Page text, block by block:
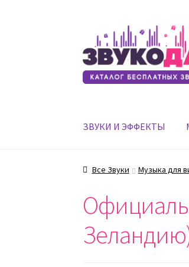
Перейти
к
навигации
Перейти
к
содержимому
ЗВУКИ И ЭФФЕКТЫ
Все Звуки Музыка для